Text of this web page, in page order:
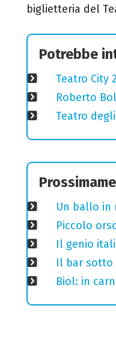
biglietteria del
Potrebbe
Teatro City
Roberto
Teatro
Un ballo in
Piccolo
Il genio
Il bar sotto
Biol: in